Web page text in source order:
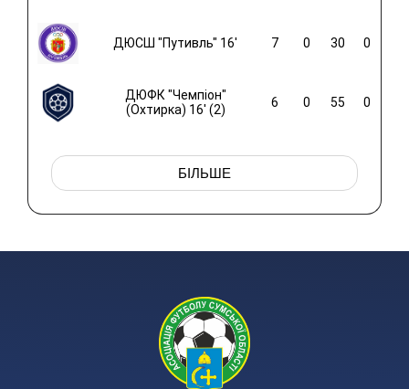
ДЮСШ "Путивль" 16' 7 0 30 0
ДЮФК "Чемпіон"
(Охтирка) 16' (2)
6 0 55 0
БІЛЬШЕ